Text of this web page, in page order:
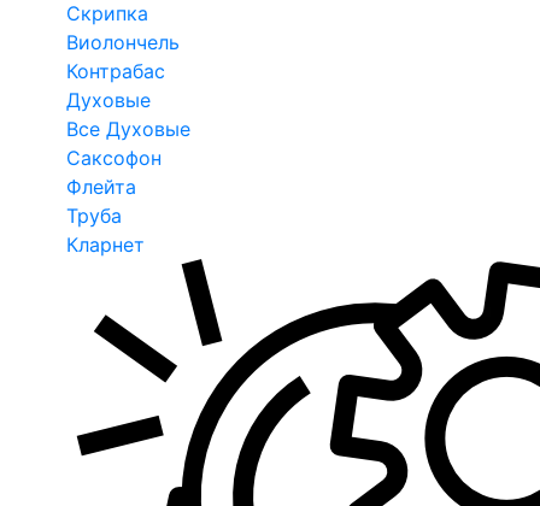
Скрипка
Виолончель
Контрабас
Духовые
Все Духовые
Саксофон
Флейта
Труба
Кларнет